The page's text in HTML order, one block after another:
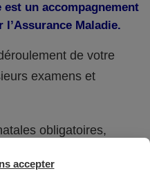
un accompagnement
Maladie.
de votre
examens et
obligatoires,
accepter